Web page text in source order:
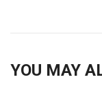
YOU MAY